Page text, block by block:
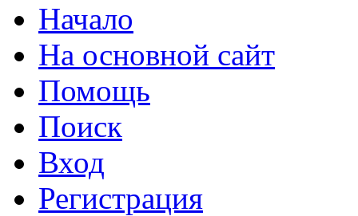
Начало
На основной сайт
Помощь
Поиск
Вход
Регистрация